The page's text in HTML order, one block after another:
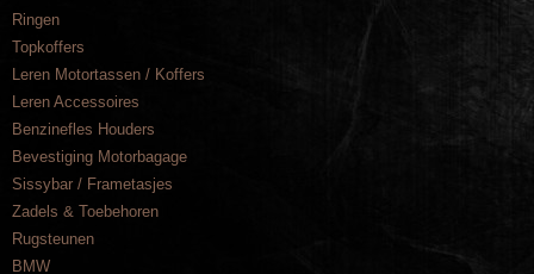
Ringen
Topkoffers
Leren Motortassen / Koffers
Leren Accessoires
Benzinefles Houders
Bevestiging Motorbagage
Sissybar / Frametasjes
Zadels & Toebehoren
Rugsteunen
BMW